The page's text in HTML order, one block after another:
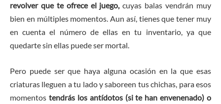
revolver que te ofrece el juego,cuyas balas vendrán muy
bien en múltiples momentos. Aun así, tienes que tener muy
en cuenta el número de ellas en tu inventario, ya que
quedarte sin ellas puede ser mortal.
Pero puede ser que haya alguna ocasión en la que esas
criaturas lleguen a tu lado y saboreen tus chichas, para esos
momentos tendrás los antídotos (si te han envenenado) o